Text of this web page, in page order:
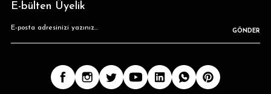
E-bülten Üyelik
GÖNDER